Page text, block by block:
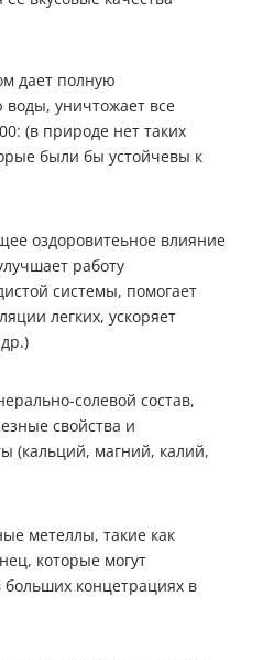
дает полную
воды, уничтожает все
(в природе нет таких
были бы устойчевы к
оздоровитеьное влияние
работу
системы, помогает
легких, ускоряет
солевой состав,
свойства и
(кальций, магний, калий,
метеллы, такие как
которые могут
больших концетрациях в